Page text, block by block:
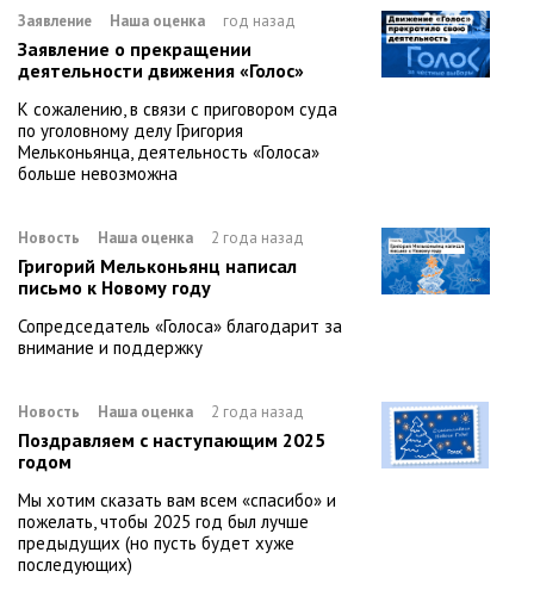
Заявление Наша оценка год назад
Заявление о прекращении
деятельности движения «Голос»
К сожалению, в связи с приговором суда
по уголовному делу Григория
Мельконьянца, деятельность «Голоса»
больше невозможна
Новость Наша оценка 2 года назад
Григорий Мельконьянц написал
письмо к Новому году
Сопредседатель «Голоса» благодарит за
внимание и поддержку
Новость Наша оценка 2 года назад
Поздравляем с наступающим 2025
годом
Мы хотим сказать вам всем «спасибо» и
пожелать, чтобы 2025 год был лучше
предыдущих (но пусть будет хуже
последующих)